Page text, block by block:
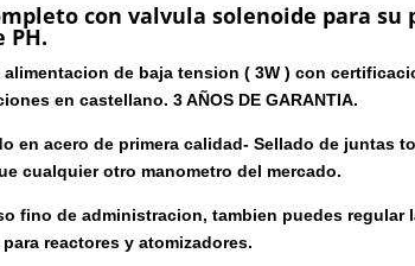
con valvula solenoide para su
PH.
de baja tension ( 3W ) con
en castellano. 3 AÑOS DE GARANTIA.
en acero de primera calidad- Sellado de juntas
cualquier otro manometro del mercado.
fino de administracion, tambien puedes regular
reactores y atomizadores.